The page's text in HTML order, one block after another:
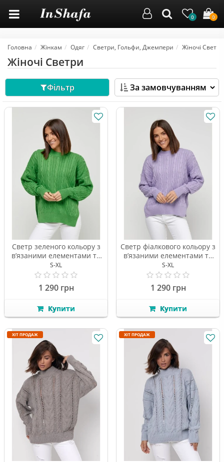
0 0
Головна Жінкам Одяг Светри, Гольфи, Джемпери Жіночі Светри
Жіночі Светри
Фільтр
Светр зеленого кольору з
в’язаними елементами та
боковим розрізами
S-XL
1 290 грн
Купити
Светр фіалкового кольору з
в’язаними елементами та
боковим розрізами
S-XL
1 290 грн
Купити
ХІТ ПРОДАЖ ХІТ ПРОДАЖ